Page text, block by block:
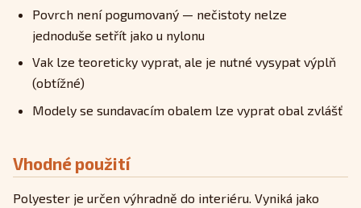
Povrch není pogumovaný — nečistoty nelze
jednoduše setřít jako u nylonu
Vak lze teoreticky vyprat, ale je nutné vysypat výplň
(obtížné)
Modely se sundavacím obalem lze vyprat obal zvlášť
Vhodné použití
Polyester je určen výhradně do interiéru. Vyniká jako